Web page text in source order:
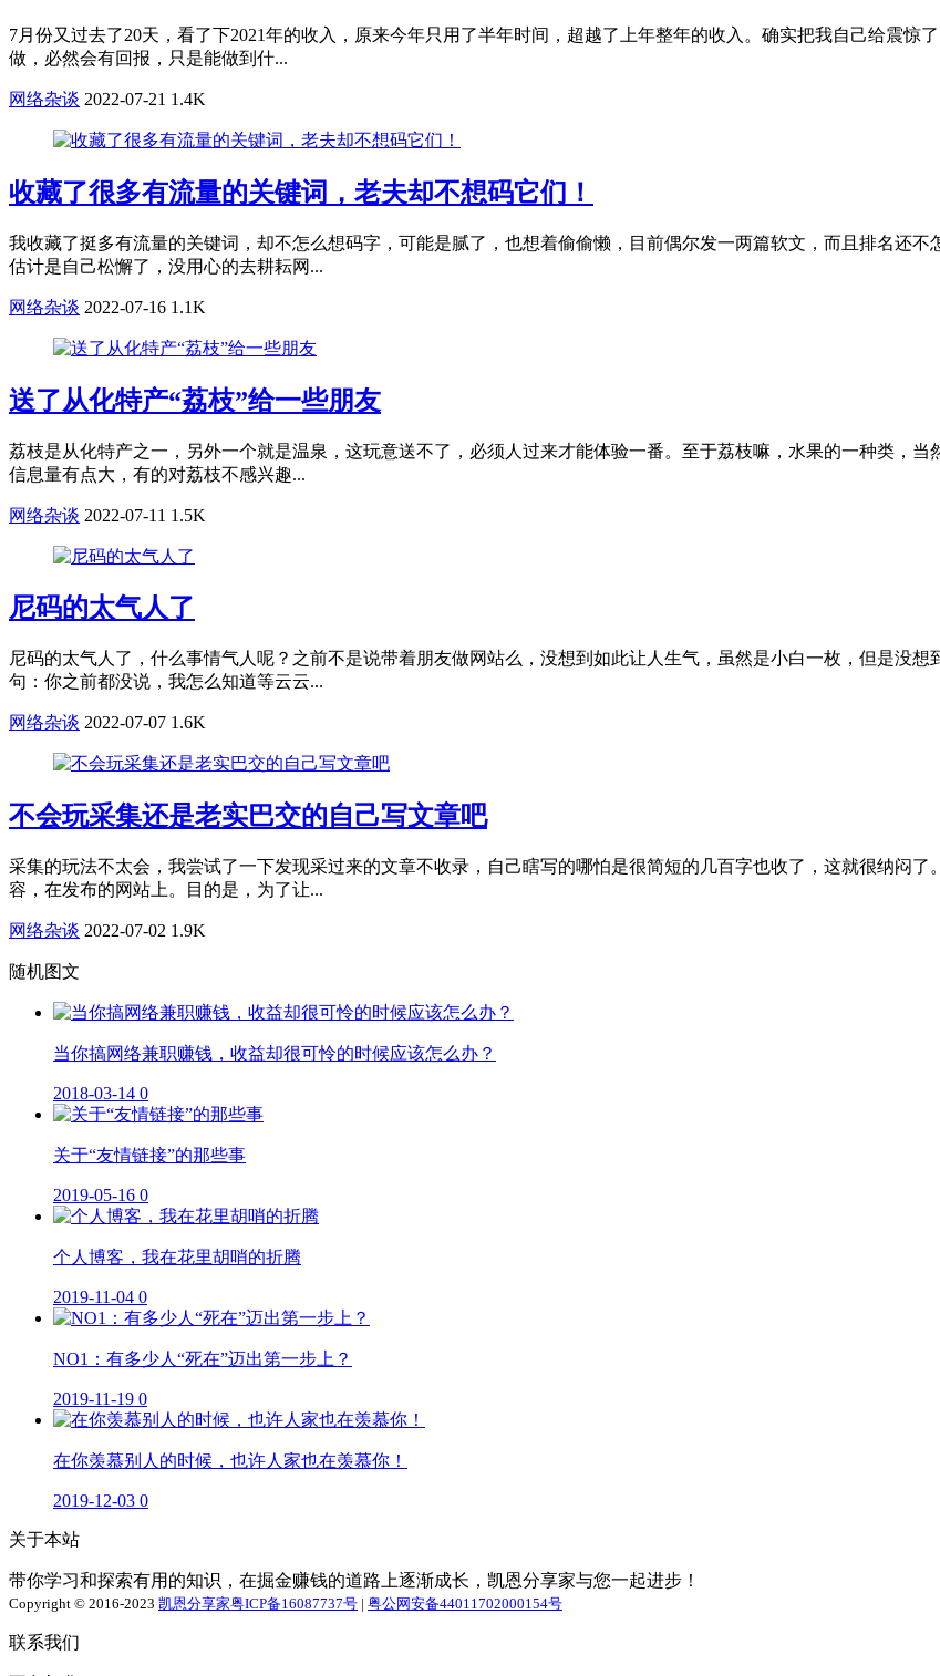
7月份又过去了20天，看了下2021年的收入，原来今年只用了半年时间，超越了上年整年的收入。确实把我自己给震惊
做，必然会有回报，只是能做到什...
网络杂谈 2022-07-21 1.4K
收藏了很多有流量的关键词，老夫却不想码它们！
我收藏了挺多有流量的关键词，却不怎么想码字，可能是腻了，也想着偷偷懒，目前偶尔发一两篇软文，而且排名还
估计是自己松懈了，没用心的去耕耘网...
网络杂谈 2022-07-16 1.1K
送了从化特产“荔枝”给一些朋友
荔枝是从化特产之一，另外一个就是温泉，这玩意送不了，必须人过来才能体验一番。至于荔枝嘛，水果的一种类，
信息量有点大，有的对荔枝不感兴趣...
网络杂谈 2022-07-11 1.5K
尼码的太气人了
尼码的太气人了，什么事情气人呢？之前不是说带着朋友做网站么，没想到如此让人生气，虽然是小白一枚，但是没
句：你之前都没说，我怎么知道等云云...
网络杂谈 2022-07-07 1.6K
不会玩采集还是老实巴交的自己写文章吧
采集的玩法不太会，我尝试了一下发现采过来的文章不收录，自己瞎写的哪怕是很简短的几百字也收了，这就很纳闷
容，在发布的网站上。目的是，为了让...
网络杂谈 2022-07-02 1.9K
随机图文
当你搞网络兼职赚钱，收益却很可怜的时候应该怎么办？
2018-03-14 0
关于“友情链接”的那些事
2019-05-16 0
个人博客，我在花里胡哨的折腾
2019-11-04 0
NO1：有多少人“死在”迈出第一步上？
2019-11-19 0
在你羡慕别人的时候，也许人家也在羡慕你！
2019-12-03 0
关于本站
带你学习和探索有用的知识，在掘金赚钱的道路上逐渐成长，凯恩分享家与您一起进步！
Copyright © 2016-2023 凯恩分享家粤ICP备16087737号 | 粤公网安备44011702000154号
联系我们